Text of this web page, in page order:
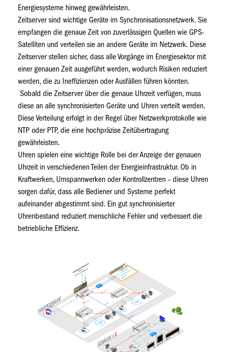
Energiesysteme hinweg gewährleisten.
Zeitserver sind wichtige Geräte im Synchronisationsnetzwerk. Sie
empfangen die genaue Zeit von zuverlässigen Quellen wie GPS-
Satelliten und verteilen sie an andere Geräte im Netzwerk. Diese
Zeitserver stellen sicher, dass alle Vorgänge im Energiesektor mit
einer genauen Zeit ausgeführt werden, wodurch Risiken reduziert
werden, die zu Ineffizienzen oder Ausfällen führen könnten.
Sobald die Zeitserver über die genaue Uhrzeit verfügen, muss
diese an alle synchronisierten Geräte und Uhren verteilt werden.
Diese Verteilung erfolgt in der Regel über Netzwerkprotokolle wie
NTP oder PTP, die eine hochpräzise Zeitübertragung
gewährleisten.
Uhren spielen eine wichtige Rolle bei der Anzeige der genauen
Uhrzeit in verschiedenen Teilen der Energieinfrastruktur. Ob in
Kraftwerken, Umspannwerken oder Kontrollzentren – diese Uhren
sorgen dafür, dass alle Bediener und Systeme perfekt
aufeinander abgestimmt sind. Ein gut synchronisierter
Uhrenbestand reduziert menschliche Fehler und verbessert die
betriebliche Effizienz.